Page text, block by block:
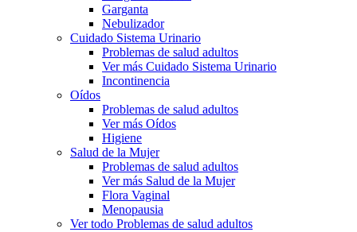
Garganta
Nebulizador
Cuidado Sistema Urinario
Problemas de salud adultos
Ver más Cuidado Sistema Urinario
Incontinencia
Oídos
Problemas de salud adultos
Ver más Oídos
Higiene
Salud de la Mujer
Problemas de salud adultos
Ver más Salud de la Mujer
Flora Vaginal
Menopausia
Ver todo Problemas de salud adultos